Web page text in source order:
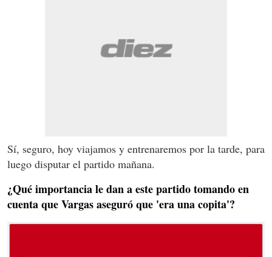
Sí, seguro, hoy viajamos y entrenaremos por la tarde, para
luego disputar el partido mañana.
¿Qué importancia le dan a este partido tomando en
cuenta que Vargas aseguró que 'era una copita'?